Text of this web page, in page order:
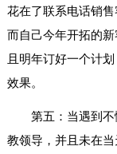
花在了联系电话销售
而自己今年开拓的
且明年订好一个计
效果。
第五：当遇到
教领导，并且未在当